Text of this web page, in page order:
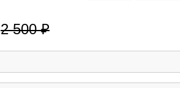
2 500 ₽